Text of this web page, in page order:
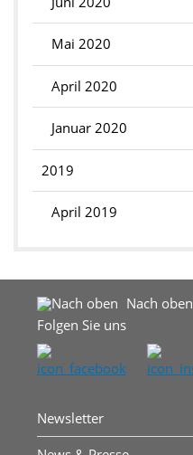
Mai 2020
April 2020
Januar 2020
2019
April 2019
Nach oben
Folgen Sie uns
Newsletter